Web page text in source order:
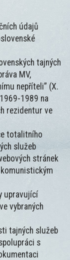
údajů
tajných
MV,
nepříteli” (X.
1989 na
rezidentur ve
totalitního
služeb
stránek
upravující
vybraných
tajných služeb
s